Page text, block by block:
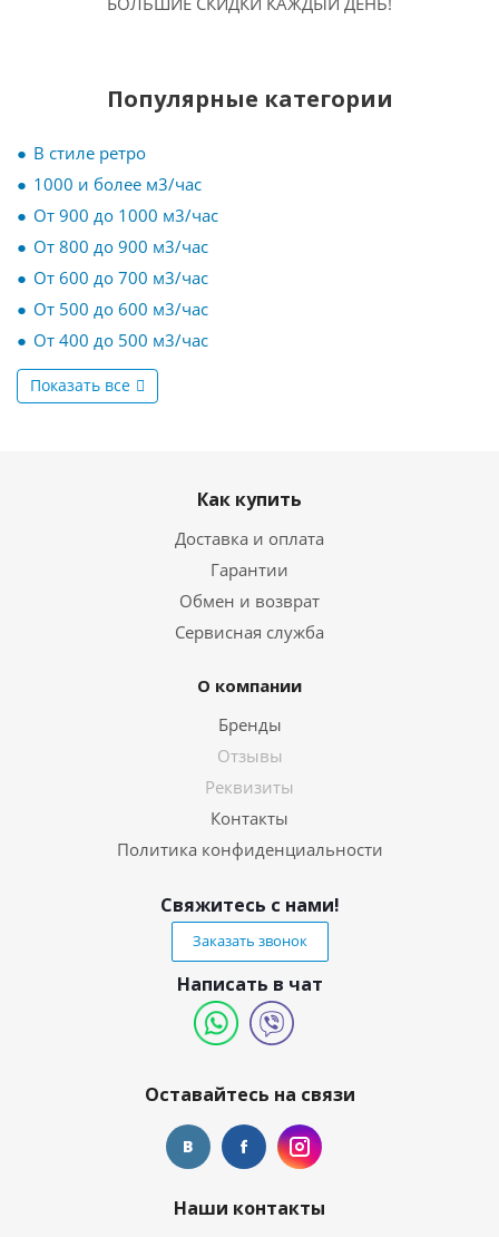
Популярные категории
В стиле ретро
1000 и более м3/час
От 900 до 1000 м3/час
От 800 до 900 м3/час
От 600 до 700 м3/час
От 500 до 600 м3/час
От 400 до 500 м3/час
Показать все
Как купить
Доставка и оплата
Гарантии
Обмен и возврат
Сервисная служба
О компании
Бренды
Отзывы
Реквизиты
Контакты
Политика конфиденциальности
Свяжитесь с нами!
Заказать звонок
Написать в чат
Оставайтесь на связи
Наши контакты